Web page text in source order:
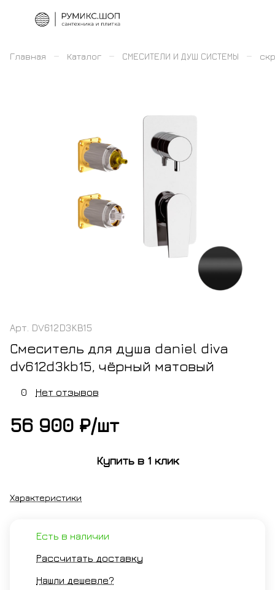
Главная – Каталог – СМЕСИТЕЛИ И ДУШ СИСТЕМЫ –
Арт. DV612D3KB15
Смеситель для душа daniel diva
dv612d3kb15, чёрный матовый
0 Нет отзывов
56 900 ₽/шт
Купить в 1 клик
Характеристики
Есть в наличии
Рассчитать доставку
Нашли дешевле?